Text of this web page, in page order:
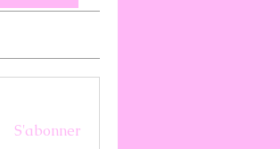
S'abonner